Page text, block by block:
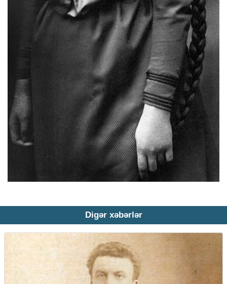
Digər xəbərlər